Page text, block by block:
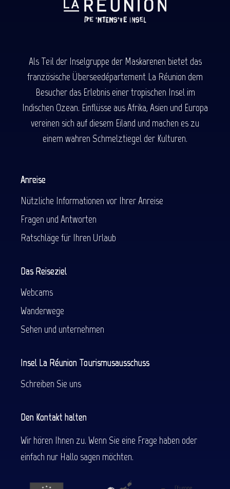
Als Teil der Inselgruppe der Maskarenen bietet das
französische Überseedépartement La Réunion dem
Besucher das Erlebnis einer tropischen Insel im
Indischen Ozean. Einflüsse aus Afrika, Asien und Europa
vereinen sich auf diesem Eiland und machen es zu
einem wahren Schmelztiegel der Kulturen.
Anreise
Nützliche Informationen vor Ihrer Anreise
Fragen und Antworten
Ratschläge für Ihren Urlaub
Das Reiseziel
Webcams
Wanderwege
Sehen und unternehmen
Insel La Réunion Tourismusausschuss
Schreiben Sie uns
Den Kontakt halten
Wir hören Ihnen zu. Wenn Sie eine Frage haben oder
einfach nur Hallo sagen möchten.